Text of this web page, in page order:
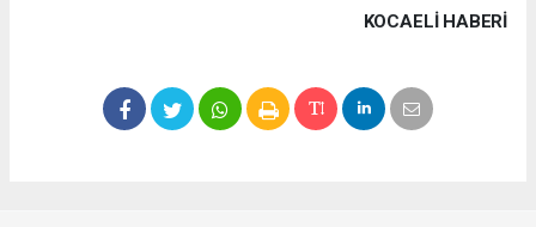
KOCAELI HABERİ